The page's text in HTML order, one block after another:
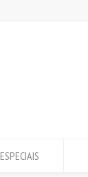
ESPECIAIS